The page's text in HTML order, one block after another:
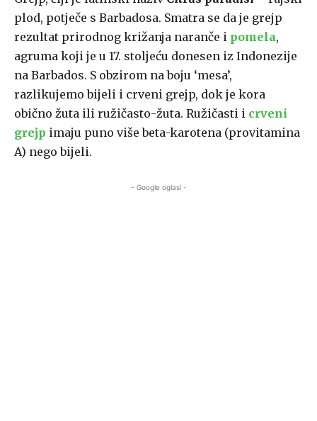
plod, potječe s Barbadosa. Smatra se da je grejp
rezultat prirodnog križanja naranče i pomela,
agruma koji je u 17. stoljeću donesen iz Indonezije
na Barbados. S obzirom na boju ‘mesa’,
razlikujemo bijeli i crveni grejp, dok je kora
obično žuta ili ružičasto-žuta. Ružičasti i crveni
grejp imaju puno više beta-karotena (provitamina
A) nego bijeli.
- Google oglasi -